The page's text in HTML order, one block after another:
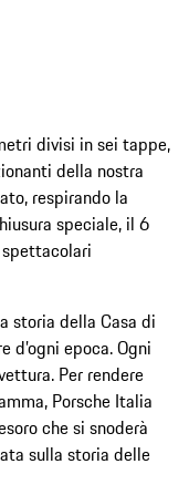
divisi in sei tappe,
della nostra
respirando la
speciale, il 6
storia della Casa di
d’ogni epoca. Ogni
Per rendere
Porsche Italia
che si snoderà
sulla storia delle